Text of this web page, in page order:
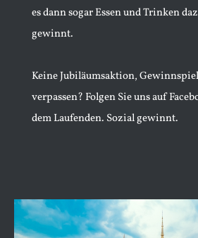
es dann sogar Essen und Trinken
gewinnt.
Keine Jubiläumsaktion,
verpassen? Folgen Sie uns auf
dem Laufenden. Sozial gewinnt.